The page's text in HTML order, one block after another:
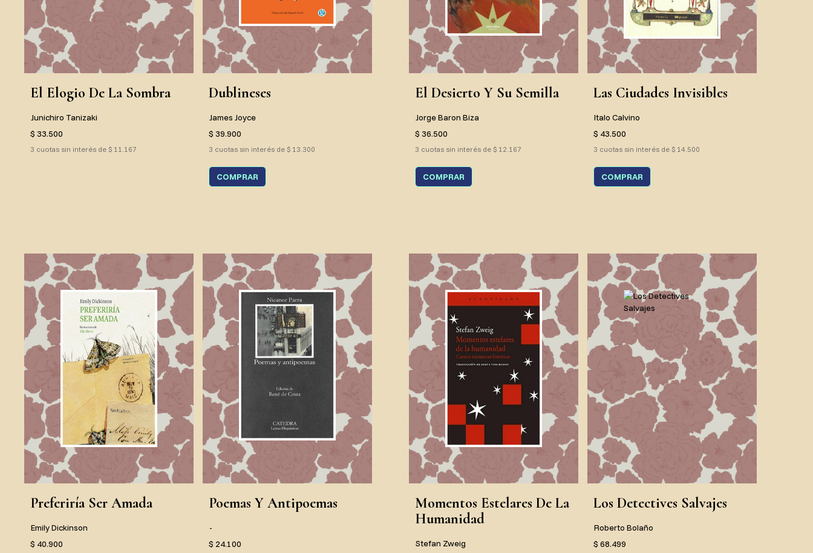
El Elogio De La Sombra
Junichiro Tanizaki
$ 33.500
3 cuotas sin interés de $ 11.167
Dublineses
James Joyce
$ 39.900
3 cuotas sin interés de $ 13.300
COMPRAR
El Desierto Y Su Semilla
Jorge Baron Biza
$ 36.500
3 cuotas sin interés de $ 12.167
COMPRAR
Las Ciudades Invisibles
Italo Calvino
$ 43.500
3 cuotas sin interés de $ 14.500
COMPRAR
Preferiría Ser Amada
Emily Dickinson
$ 40.900
Poemas Y Antipoemas
-
$ 24.100
Momentos Estelares De La
Humanidad
Stefan Zweig
Los Detectives Salvajes
Roberto Bolaño
$ 68.499